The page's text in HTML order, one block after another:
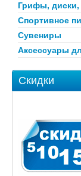
Грифы, диски,
Спортивное
Сувениры
Аксессуары
Скидки